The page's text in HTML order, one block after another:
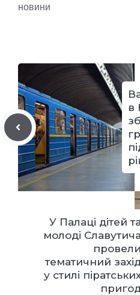
новини
в
У Палаці дітей та
молоді Славутича
провели
тематичний
у стилі